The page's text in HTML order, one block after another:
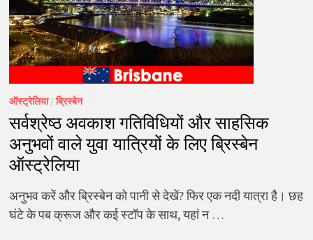
ऑस्ट्रेलिया/ब्रिस्बेन
सर्वश्रेष्ठ अवकाश गतिविधियों और साहसिक
अनुभवों वाले युवा यात्रियों के लिए ब्रिस्बेन
ऑस्ट्रेलिया
अनुभव करें और ब्रिस्बेन को पानी से देखें? फिर एक नदी यात्रा है। छह
घंटे के पब क्रूज और कई स्टॉप के साथ, यहां न …